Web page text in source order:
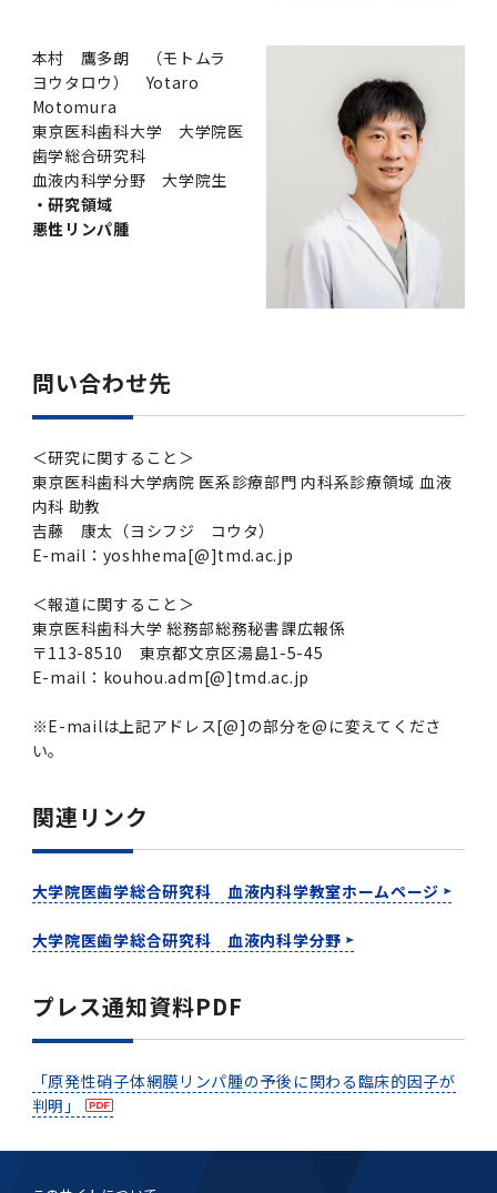
本村 鷹多朗 （モトムラ
ヨウタロウ） Yotaro
Motomura
東京医科歯科大学 大学院医
歯学総合研究科
血液内科学分野 大学院生
・研究領域
悪性リンパ腫
問い合わせ先
＜研究に関すること＞
東京医科歯科大学病院 医系診療部門 内科系診療領域 血液
内科 助教
吉藤 康太（ヨシフジ コウタ）
E-mail：yoshhema[@]tmd.ac.jp
＜報道に関すること＞
東京医科歯科大学 総務部総務秘書課広報係
〒113-8510 東京都文京区湯島1-5-45
E-mail：kouhou.adm[@]tmd.ac.jp
※E-mailは上記アドレス[@]の部分を@に変えてくださ
い。
関連リンク
大学院医歯学総合研究科 血液内科学教室ホームページ
大学院医歯学総合研究科 血液内科学分野
プレス通知資料PDF
「原発性硝子体網膜リンパ腫の予後に関わる臨床的因子が
判明」